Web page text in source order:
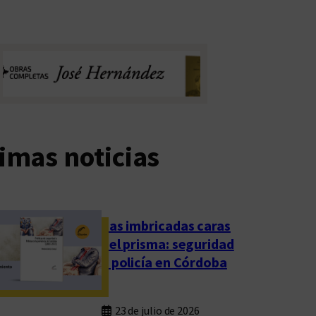
noticias
Las imbricadas caras
del prisma: seguridad
y policía en Córdoba
23 de julio de 2026